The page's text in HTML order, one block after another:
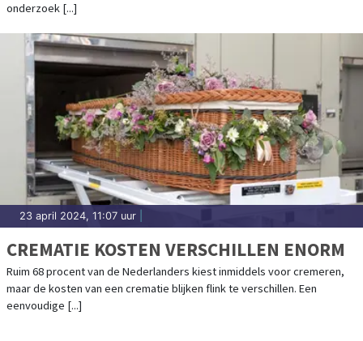
onderzoek [...]
23 april 2024, 11:07 uur
CREMATIE KOSTEN VERSCHILLEN ENORM
Ruim 68 procent van de Nederlanders kiest inmiddels voor cremeren,
maar de kosten van een crematie blijken flink te verschillen. Een
eenvoudige [...]